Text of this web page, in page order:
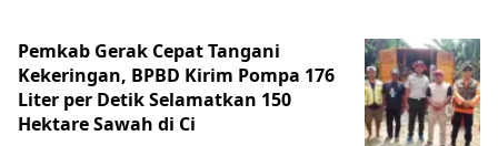
Pemkab Gerak Cepat Tangani
Kekeringan, BPBD Kirim Pompa 176
Liter per Detik Selamatkan 150
Hektare Sawah di Ci